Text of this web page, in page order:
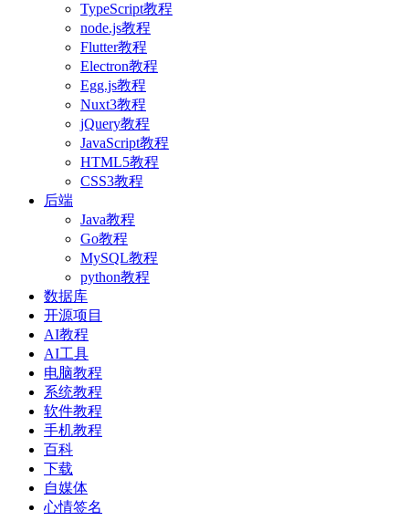
TypeScript教程
node.js教程
Flutter教程
Electron教程
Egg.js教程
Nuxt3教程
jQuery教程
JavaScript教程
HTML5教程
CSS3教程
后端
Java教程
Go教程
MySQL教程
python教程
数据库
开源项目
AI教程
AI工具
电脑教程
系统教程
软件教程
手机教程
百科
下载
自媒体
心情签名